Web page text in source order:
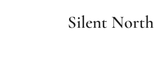
Silent